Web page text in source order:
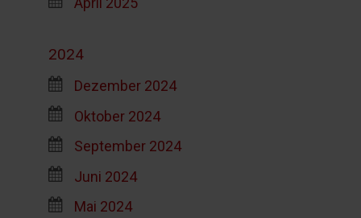
2024
Dezember 2024
Oktober 2024
September 2024
Juni 2024
Mai 2024